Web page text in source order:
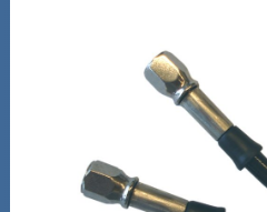
Moottorikelkan osat